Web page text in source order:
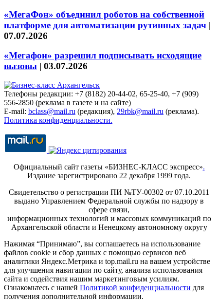
«МегаФон» объединил роботов на собственной
платформе для автоматизации рутинных задач |
07.07.2026
«Мегафон» разрешил подписывать исходящие
вызовы | 03.07.2026
Телефоны редакции: +7 (8182) 20-44-02, 65-25-40, +7 (909)
556-2850 (реклама в газете и на сайте)
E-mail: bclass@mail.ru (редакция), 29rbk@mail.ru (реклама).
Политика конфиденциальности.
Официальный сайт газеты «БИЗНЕС-КЛАСС экспресс».
Издание зарегистрировано 22 декабря 1999 года.
Свидетельство о регистрации ПИ №ТУ-00302 от 07.10.2011
выдано Управлением Федеральной службы по надзору в
сфере связи,
информационных технологий и массовых коммуникаций по
Архангельской области и Ненецкому автономному округу
Нажимая “Принимаю”, вы соглашаетесь на использование
файлов cookie и сбор данных с помощью сервисов веб
аналитики Яндекс.Метрика и top.mail.ru на вашем устройстве
для улучшения навигации по сайту, анализа использования
сайта и содействия нашим маркетинговым усилиям.
Ознакомьтесь с нашей Политикой конфиденциальности для
получения дополнительной информации.